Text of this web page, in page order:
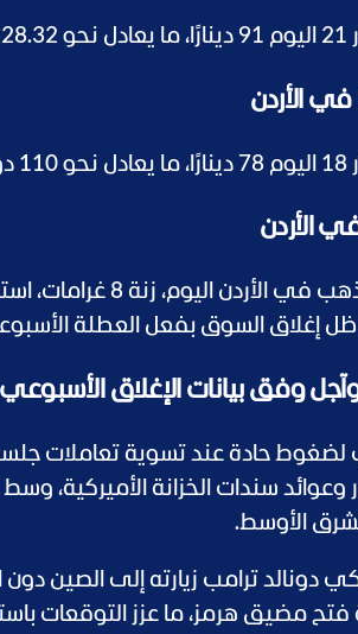
الأردن
وفق بيانات الإغلاق الأسبوعي
حادة عند تسوية تعاملات
وعوائد سندات الخزانة الأميركية،
الأوسط.
دونالد ترامب زيارته إلى الصين
فتح مضيق هرمز، ما عزز التوقعات